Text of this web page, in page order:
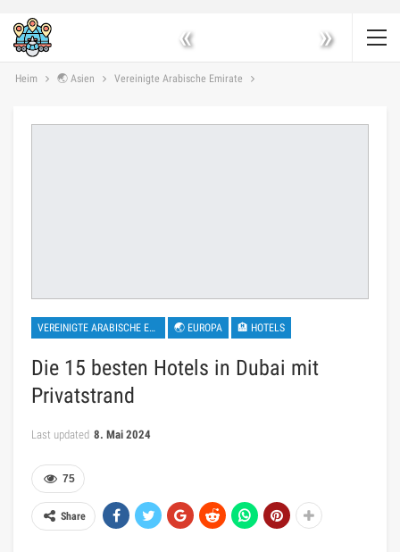
« »
Heim 🌏 Asien Vereinigte Arabische Emirate
VEREINIGTE ARABISCHE EMIRATE 🌏 EUROPA 🏨 HOTELS
Die 15 besten Hotels in Dubai mit
Privatstrand
Last updated 8. Mai 2024
75
Share